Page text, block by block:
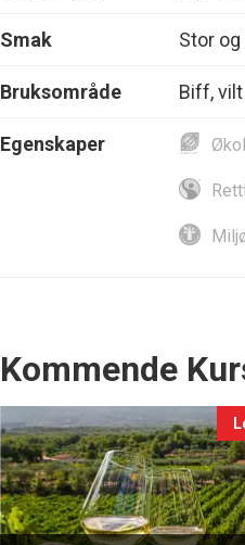
Smak Stor
Bruksområde Biff, vilt
Egenskaper
Events
Kommende